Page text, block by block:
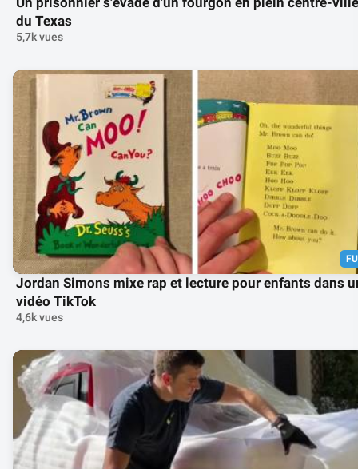
du Texas
5,7k vues
Jordan Simons mixe rap et lecture pour enfants dans
vidéo TikTok
4,6k vues